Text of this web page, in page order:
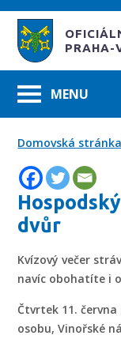
PRAHA-
Domovská stránka
dvůr
Kvízový večer
navíc obohatíte i
Čtvrtek 11. června
osobu, Vinořské